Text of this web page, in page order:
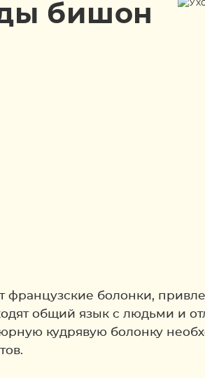
бишон
болонки,
общий язык с людьми и
кудрявую болонку